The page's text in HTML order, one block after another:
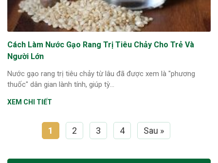
Cách Làm Nước Gạo Rang Trị Tiêu Chảy Cho Trẻ Và
Người Lớn
Nước gạo rang trị tiêu chảy từ lâu đã được xem là "phương
thuốc" dân gian lành tính, giúp tỳ...
XEM CHI TIẾT
1 2 3 4 Sau »